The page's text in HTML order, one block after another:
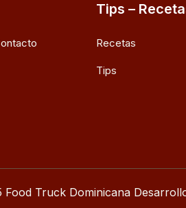
Tips –
Recetas
Tips
Food Truck Dominicana